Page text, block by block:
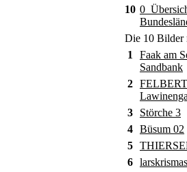
10
Die 10 Bilder
1
Faak am
Sandbank
2
3
Störche 3
4 Büsum 02
5
6 larskrismas